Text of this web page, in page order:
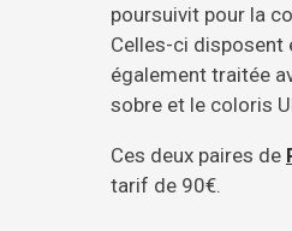
poursuivit pour la
Celles-ci disposent
également traitée
sobre et le coloris
Ces deux paires de
tarif de 90€.